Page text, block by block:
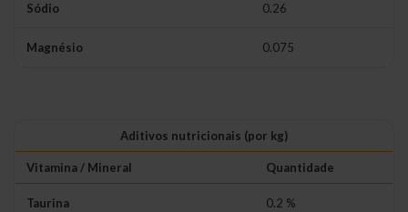
Sódio 0.26
Magnésio 0.075
Aditivos nutricionais (por kg)
Vitamina / Mineral Quantidade
Taurina 0.2 %